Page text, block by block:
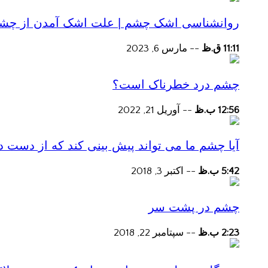
روانشناسی اشک چشم | علت اشک آمدن از
11:11 ق.ظ -- مارس 6, 2023
چشم درد خطرناک است؟
12:56 ب.ظ -- آوریل 21, 2022
آیا چشم ما می تواند پیش بینی کند که از
5:42 ب.ظ -- اکتبر 3, 2018
چشم در پشت سر
2:23 ب.ظ -- سپتامبر 22, 2018